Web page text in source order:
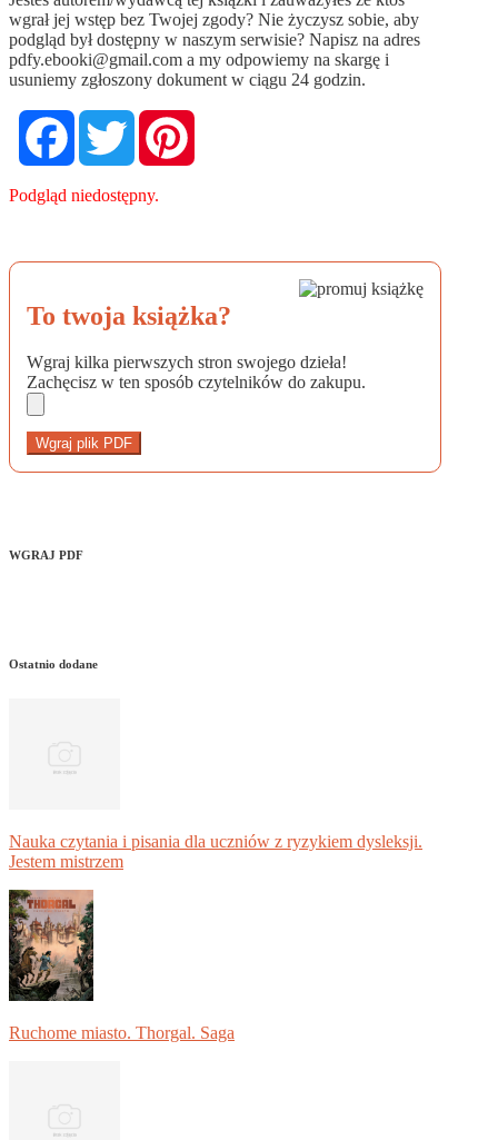
wgrał jej wstęp bez Twojej zgody? Nie życzysz sobie, aby
podgląd był dostępny w naszym serwisie? Napisz na adres
pdfy.ebooki@gmail.com a my odpowiemy na skargę i
usuniemy zgłoszony dokument w ciągu 24 godzin.
FacebookTwitter
Podgląd niedostępny.
To twoja książka?
Wgraj kilka pierwszych stron swojego dzieła!
Zachęcisz w ten sposób czytelników do zakupu.
Wgraj plik PDF
WGRAJ PDF
Ostatnio dodane
Nauka czytania i pisania dla uczniów z ryzykiem dysleksji.
Jestem mistrzem
Ruchome miasto. Thorgal. Saga